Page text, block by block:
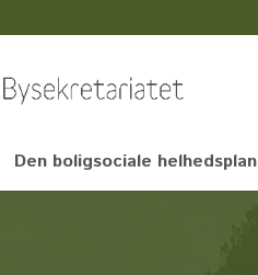
Den boligsociale helhedsplan